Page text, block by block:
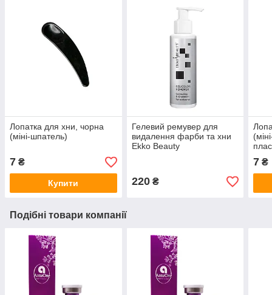
Лопатка для хни, чорна
(міні-шпатель)
7 ₴
Купити
Гелевий ремувер для
видалення фарби та хни
Ekko Beauty
220₴
7 ₴
Подібні товари компанії